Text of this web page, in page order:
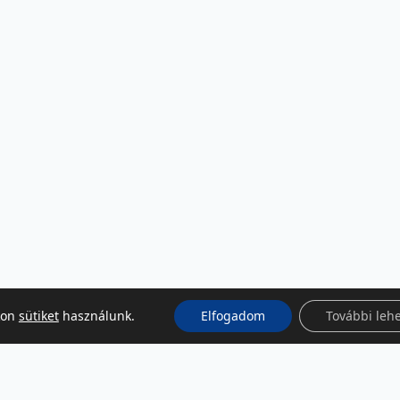
sütikethasználunk. Elfogadom További